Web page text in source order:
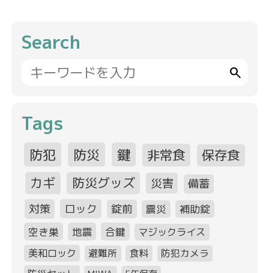
Search
search
Tags
防犯 防災 鍵 非常食
保存食
カギ
防災グッズ 災害
備蓄
対策
ロック 錠前 震災
補助錠
空き巣
地震 合鍵
マジックライス
美和ロック
避難所 食料
防犯カメラ